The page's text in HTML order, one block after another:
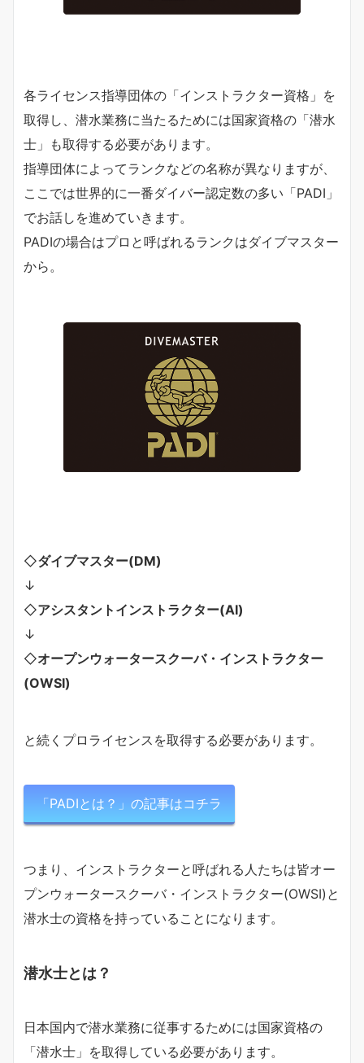
各ライセンス指導団体の「インストラクター資格」を
取得し、潜水業務に当たるためには国家資格の「潜水
士」も取得する必要があります。
指導団体によってランクなどの名称が異なりますが、
ここでは世界的に一番ダイバー認定数の多い「PADI」
でお話しを進めていきます。
PADIの場合はプロと呼ばれるランクはダイブマスター
から。
◇ダイブマスター(DM)
↓
◇アシスタントインストラクター(AI)
↓
◇オープンウォータースクーバ・インストラクター
(OWSI)
と続くプロライセンスを取得する必要があります。
「PADIとは？」の記事はコチラ
つまり、インストラクターと呼ばれる人たちは皆オー
プンウォータースクーバ・インストラクター(OWSI)と
潜水士の資格を持っていることになります。
潜水士とは？
日本国内で潜水業務に従事するためには国家資格の
「潜水士」を取得している必要があります。